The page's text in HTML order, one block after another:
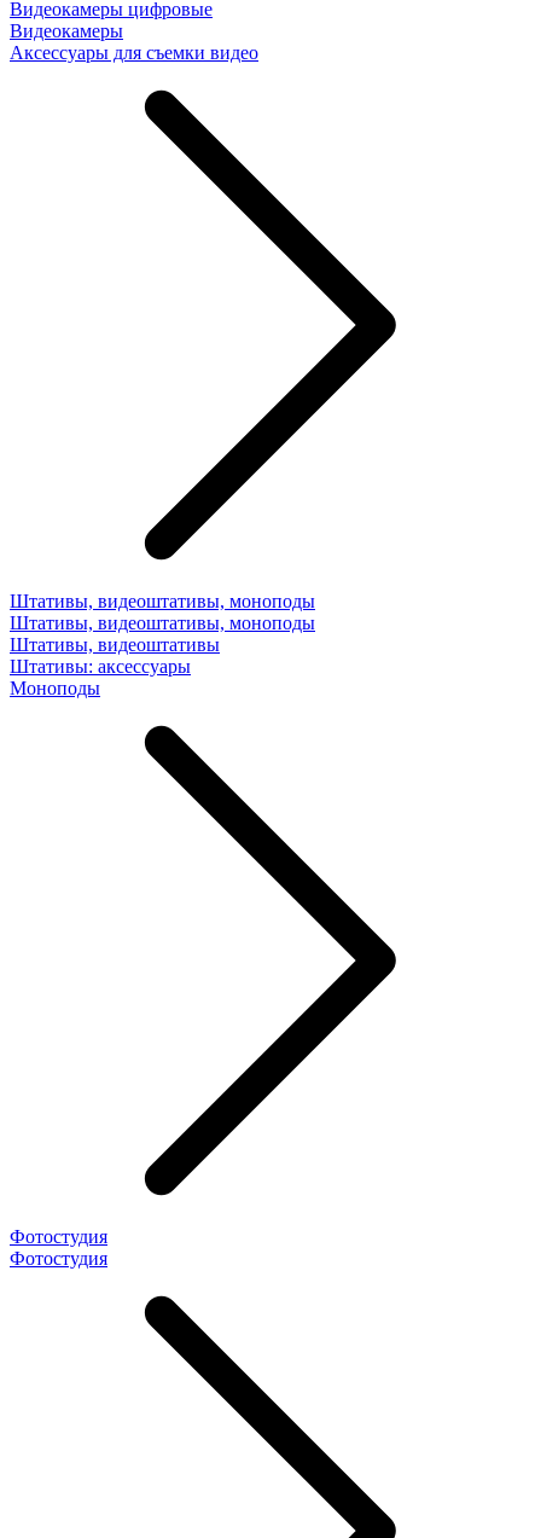
Видеокамеры цифровые
Видеокамеры
Аксессуары для съемки видео
Штативы, видеоштативы, моноподы
Штативы, видеоштативы, моноподы
Штативы, видеоштативы
Штативы: аксессуары
Моноподы
Фотостудия
Фотостудия